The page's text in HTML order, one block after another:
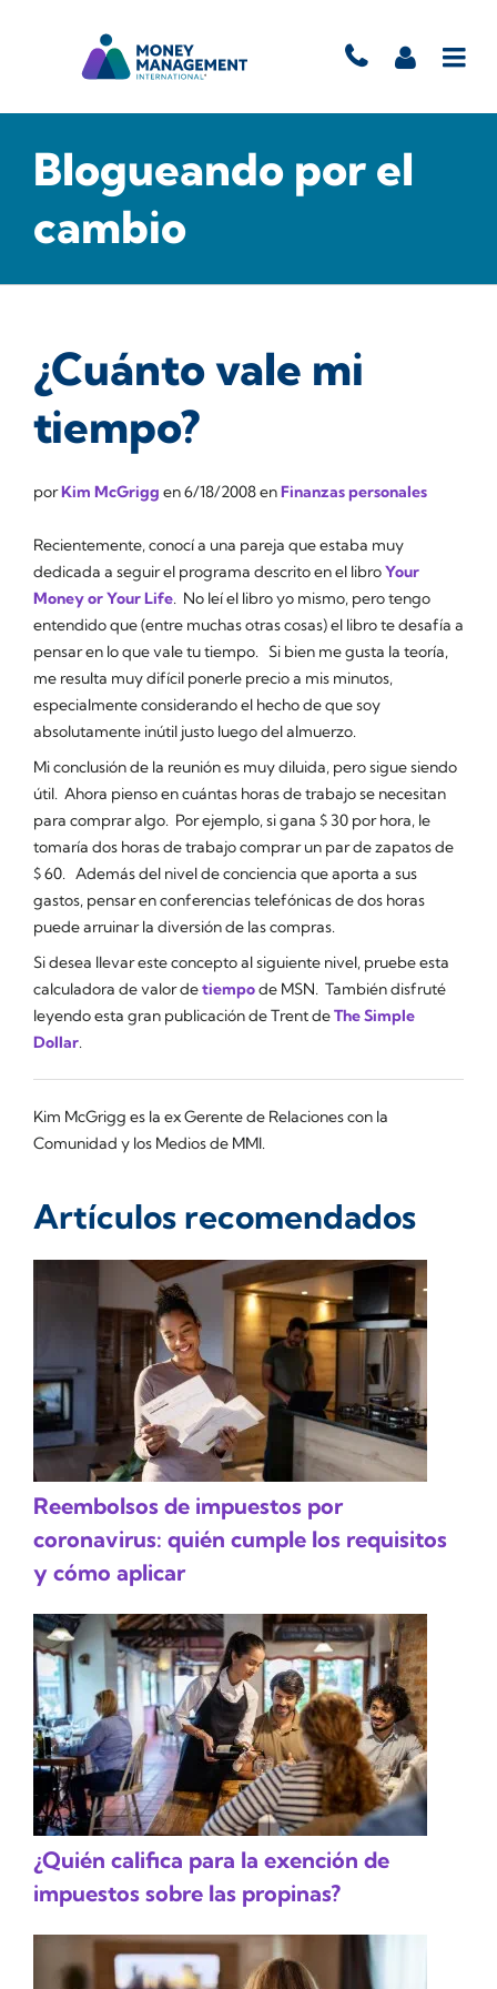
Blogueando por el
cambio
¿Cuánto vale mi
tiempo?
porKim McGrigg en6/18/2008enFinanzas personales
Recientemente, conocí a una pareja que estaba muy
dedicada a seguir el programa descrito en el libroYour
Money or Your Life. No leí el libro yo mismo, pero tengo
entendido que (entre muchas otras cosas) el libro te desafía a
pensar en lo que vale tu tiempo. Si bien me gusta la teoría,
me resulta muy difícil ponerle precio a mis minutos,
especialmente considerando el hecho de que soy
absolutamente inútil justo luego del almuerzo.
Mi conclusión de la reunión es muy diluida, pero sigue siendo
útil. Ahora pienso en cuántas horas de trabajo se necesitan
para comprar algo. Por ejemplo, si gana $ 30 por hora, le
tomaría dos horas de trabajo comprar un par de zapatos de
$ 60. Además del nivel de conciencia que aporta a sus
gastos, pensar en conferencias telefónicas de dos horas
puede arruinar la diversión de las compras.
Si desea llevar este concepto al siguiente nivel, pruebe esta
calculadora de valor detiempode MSN. También disfruté
leyendo esta gran publicación de Trent deThe Simple
Dollar.
Kim McGrigg es la ex Gerente de Relaciones con la
Comunidad y los Medios de MMI.
Artículos recomendados
Reembolsos de impuestos por
coronavirus: quién cumple los requisitos
y cómo aplicar
¿Quién califica para la exención de
impuestos sobre las propinas?